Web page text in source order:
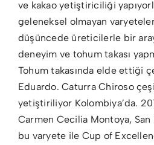
ve kakao yetiştiriciliği
geleneksel olmayan
düşüncede üreticilerle bir
deneyim ve tohum takası
Tohum takasında elde ettiği
Eduardo. Caturra Chiroso
yetiştiriliyor Kolombiya’da.
Carmen Cecilia Montoya,
bu varyete ile Cup of